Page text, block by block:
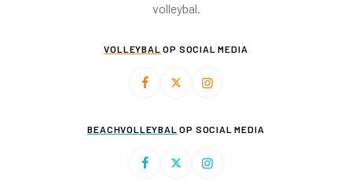
volleybal.
VOLLEYBAL OP SOCIAL MEDIA
BEACHVOLLEYBAL OP SOCIAL MEDIA